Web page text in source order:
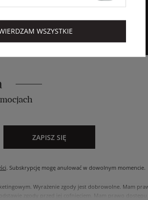
. Subskrypcję mogę anulować w dowolnym momencie.
Wyrażenie zgody jest dobrowolne. Mam
zgody przed jej cofnięciem. Mam prawo dostępu
ZAPISZ SIĘ
WSZYSTKIE